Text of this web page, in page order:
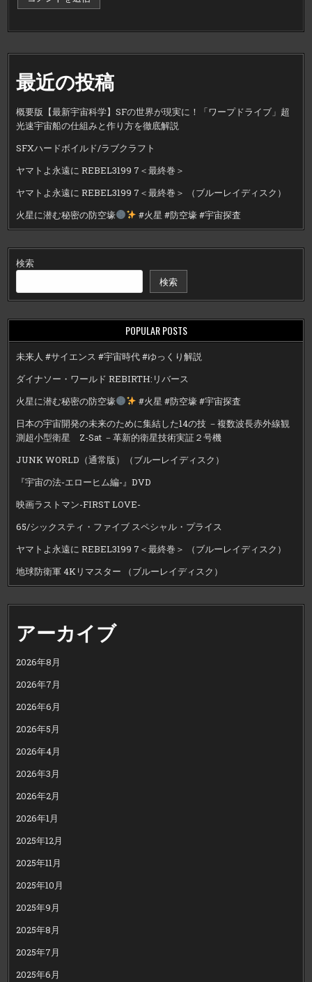
最近の投稿
概要版【最新宇宙科学】SFの世界が現実に！「ワープドライブ」超
光速宇宙船の仕組みと作り方を徹底解説
SFXハードボイルド/ラブクラフト
ヤマトよ永遠に REBEL3199 7＜最終巻＞
ヤマトよ永遠に REBEL3199 7＜最終巻＞ （ブルーレイディスク）
火星に潜む秘密の防空壕
#火星 #防空壕 #宇宙探査
検索
検索
POPULAR POSTS
未来人 #サイエンス #宇宙時代 #ゆっくり解説
ダイナソー・ワールド REBIRTH:リバース
火星に潜む秘密の防空壕
#火星 #防空壕 #宇宙探査
日本の宇宙開発の未来のために集結した14の技 －複数波長赤外線観
測超小型衛星 Z-Sat －革新的衛星技術実証２号機
JUNK WORLD（通常版）（ブルーレイディスク）
『宇宙の法-エローヒム編-』DVD
映画ラストマン-FIRST LOVE-
65/シックスティ・ファイブ スペシャル・プライス
ヤマトよ永遠に REBEL3199 7＜最終巻＞ （ブルーレイディスク）
地球防衛軍 4Kリマスター （ブルーレイディスク）
アーカイブ
2026年8月
2026年7月
2026年6月
2026年5月
2026年4月
2026年3月
2026年2月
2026年1月
2025年12月
2025年11月
2025年10月
2025年9月
2025年8月
2025年7月
2025年6月